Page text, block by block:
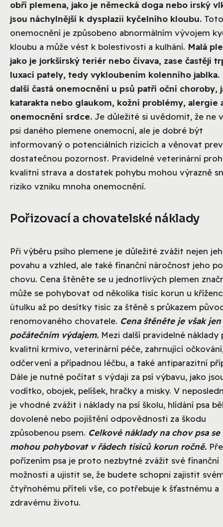
obří plemena, jako je německá doga nebo irský
jsou náchylnější k dysplazii kyčelního kloubu. Toto
onemocnění je způsobeno abnormálním vývojem
kloubu a může vést k bolestivosti a kulhání. Malá
jako je jorkšírský teriér nebo čivava, zase častěji
luxací pately, tedy vykloubením kolenního jablka.
další častá onemocnění u psů patří oční choroby,
katarakta nebo glaukom, kožní problémy, alergie
onemocnění srdce. Je důležité si uvědomit, že ne
psi daného plemene onemocní, ale je dobré být
informovaný o potenciálních rizicích a věnovat
dostatečnou pozornost. Pravidelné veterinární
kvalitní strava a dostatek pohybu mohou výrazně
riziko vzniku mnoha onemocnění.
Pořizovací a chovatelské náklady
Při výběru psího plemene je důležité zvážit nejen
povahu a vzhled, ale také finanční náročnost jeho
chovu. Cena štěněte se u jednotlivých plemen
může se pohybovat od několika tisíc korun u
útulku až po desítky tisíc za štěně s průkazem
renomovaného chovatele. Cena štěněte je však jen
počátečním výdajem. Mezi další pravidelné náklady
kvalitní krmivo, veterinární péče, zahrnující
odčervení a případnou léčbu, a také antiparazitní
Dále je nutné počítat s výdaji za psí výbavu, jako
vodítko, obojek, pelíšek, hračky a misky. V
je vhodné zvážit i náklady na psí školu, hlídání psa
dovolené nebo pojištění odpovědnosti za škodu
způsobenou psem. Celkové náklady na chov psa se
mohou pohybovat v řádech tisíců korun ročně.
pořízením psa je proto nezbytné zvážit své finanční
možnosti a ujistit se, že budete schopni zajistit
čtyřnohému příteli vše, co potřebuje k šťastnému a
zdravému životu.